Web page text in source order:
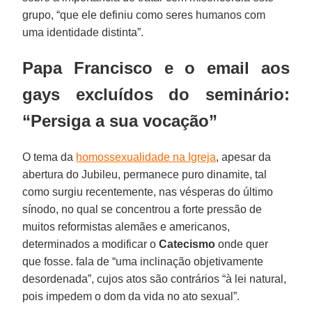
grupo, “que ele definiu como seres humanos com
uma identidade distinta”.
Papa Francisco e o email aos
gays excluídos do seminário:
“Persiga a sua vocação”
O tema da homossexualidade na Igreja, apesar da
abertura do Jubileu, permanece puro dinamite, tal
como surgiu recentemente, nas vésperas do último
sínodo, no qual se concentrou a forte pressão de
muitos reformistas alemães e americanos,
determinados a modificar oCatecismo onde quer
que fosse. fala de “uma inclinação objetivamente
desordenada”, cujos atos são contrários “à lei natural,
pois impedem o dom da vida no ato sexual”.